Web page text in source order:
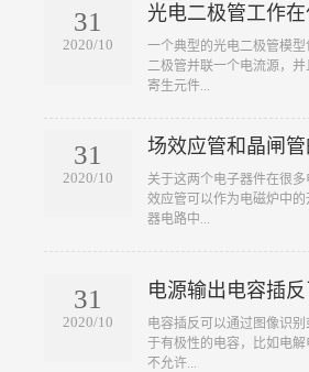
31
2020/10
光电二极管工作
一个典型的光电二极管模
二极管并联一个电流源，并
寄生元件...
31
2020/10
场效应管和晶闸管
关于这两个电子器件在很
效应管可以作为电磁炉中
器电路中...
31
2020/10
电源输出电容插
电容插反可以通过图像
于有极性的电容，比如电
不允许...